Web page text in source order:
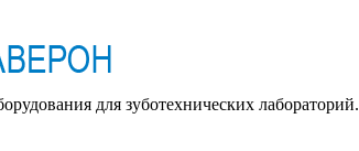
для зуботехнических лабораторий.